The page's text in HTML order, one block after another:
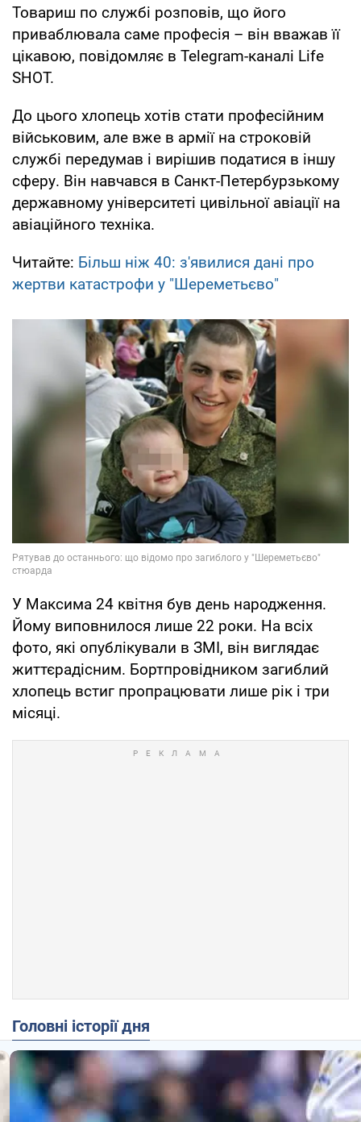
Товариш по службі розповів, що його
приваблювала саме професія – він вважав її
цікавою, повідомляє в Telegram-каналі Life
SHOT.
До цього хлопець хотів стати професійним
військовим, але вже в армії на строковій
службі передумав і вирішив податися в іншу
сферу. Він навчався в Санкт-Петербурзькому
державному університеті цивільної авіації на
авіаційного техніка.
Читайте: Більш ніж 40: з'явилися дані про
жертви катастрофи у "Шереметьєво"
У Максима 24 квітня був день народження.
Йому виповнилося лише 22 роки. На всіх
фото, які опублікували в ЗМІ, він виглядає
життєрадісним. Бортпровідником загиблий
хлопець встиг пропрацювати лише рік і три
місяці.
Головні історії дня